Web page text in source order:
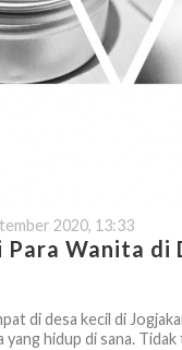
2020, 13:33
Wanita di
di desa kecil di
hidup di sana.